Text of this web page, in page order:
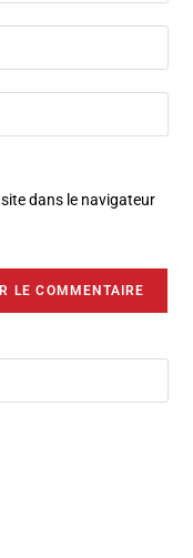
dans le navigateur